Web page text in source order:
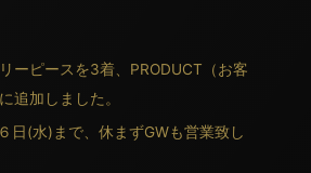
ーピースを3着、PRODUCT（お客
追加しました。
日(水)まで、休まずGWも営業致し